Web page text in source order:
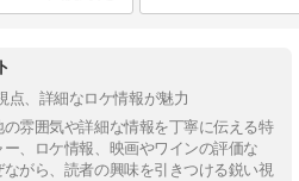
点、詳細なロケ情報が魅力
雰囲気や詳細な情報を丁寧に伝える特
、ロケ情報、映画やワインの評価な
がら、読者の興味を引きつける鋭い視